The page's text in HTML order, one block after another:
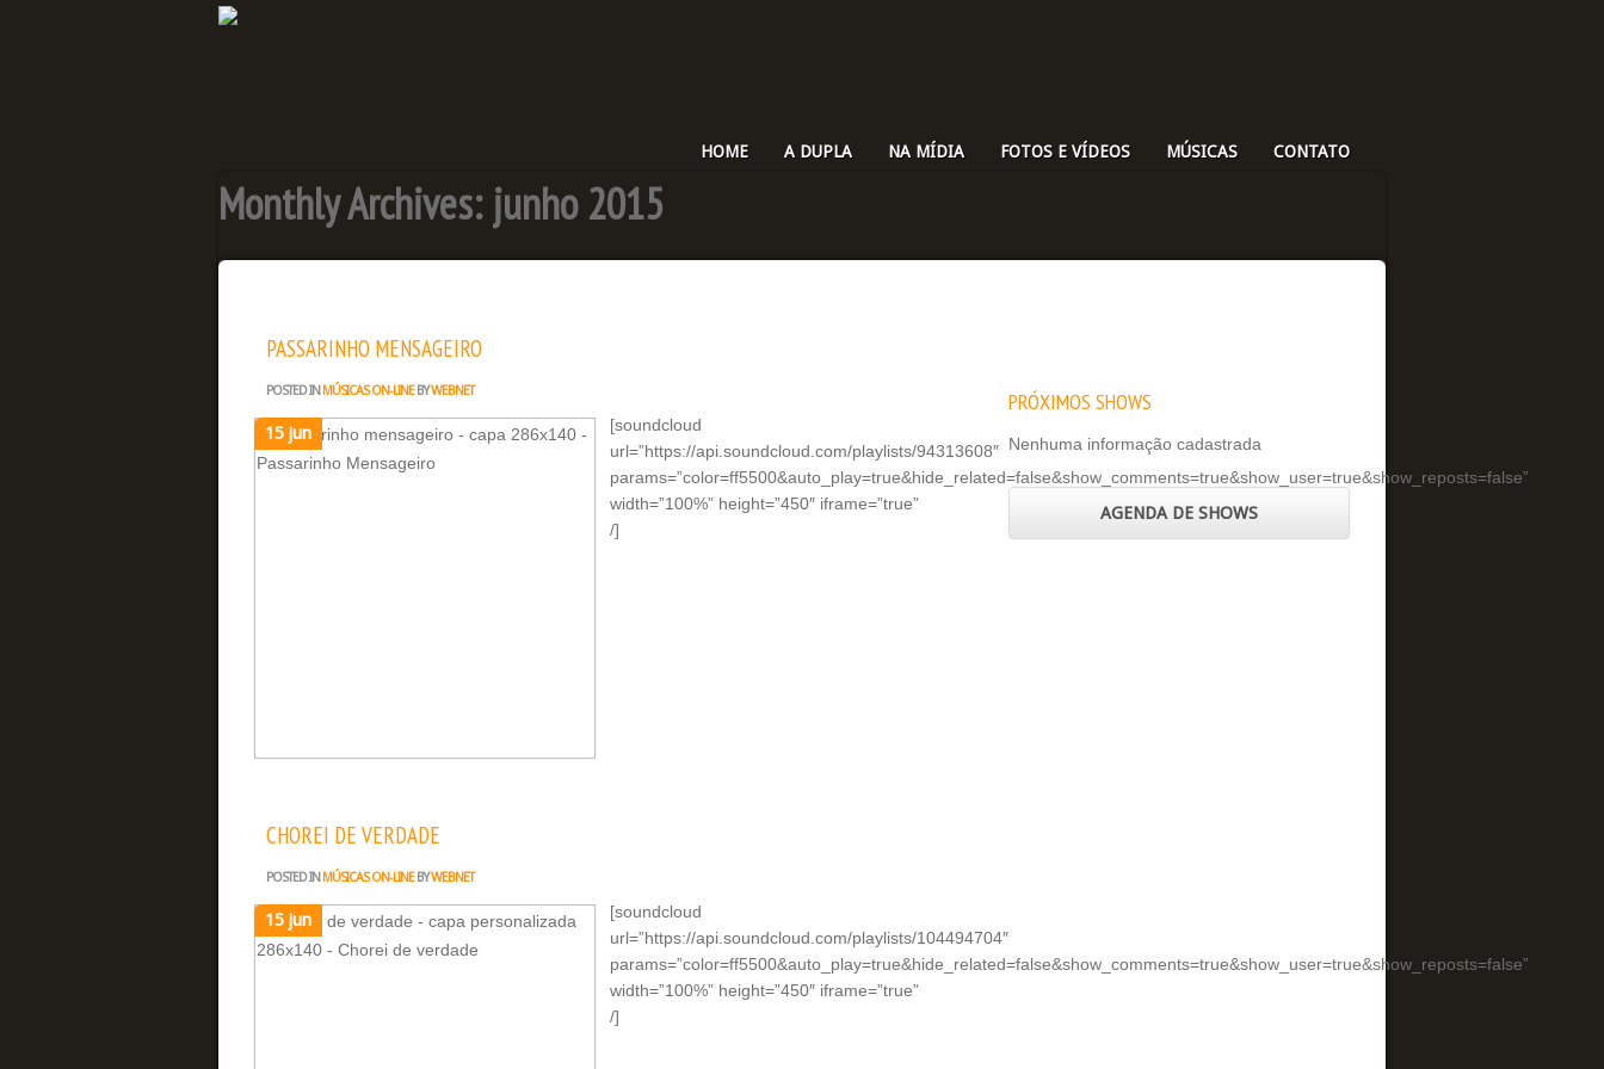
HOME A DUPLA NA MÍDIA FOTOS E VÍDEOS MÚSICAS CONTATO
Monthly Archives: junho 2015
PASSARINHO MENSAGEIRO
POSTED IN MÚSICAS ON-LINEBYWEBNET
[soundcloud
url=”https://api.soundcloud.com/playlists/94313608″
params=”color=ff5500&auto_play=true&hide_related=false&show_comments=true&show_user=true&show_reposts=false”
width=”100%” height=”450″ iframe=”true”
/]
15 jun
CHOREI DE VERDADE
POSTED IN MÚSICAS ON-LINEBYWEBNET
[soundcloud
url=”https://api.soundcloud.com/playlists/104494704″
params=”color=ff5500&auto_play=true&hide_related=false&show_comments=true&show_user=true&show_reposts=false”
width=”100%” height=”450″ iframe=”true”
/]
15 jun
PRÓXIMOS SHOWS
Nenhuma informação cadastrada
AGENDA DE SHOWS